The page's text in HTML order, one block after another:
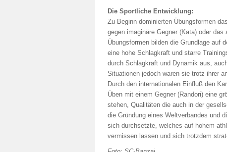
Die Sportliche Entwicklung:
Zu Beginn dominierten Übungsformen
gegen imaginäre Gegner (Kata) oder
Übungsformen bilden die Grundlage auf
eine hohe Schlagkraft und starre
durch Schlagkraft und Dynamik aus,
Situationen jedoch waren sie trotz ihrer
Durch den internationalen Einfluß den
Üben mit einem Gegner (Randori) eine
stehen, Qualitäten die auch in der
die Gründung eines Weltverbandes und
sich durchsetzte, welches auf hohem
vermissen lassen und sich trotzdem